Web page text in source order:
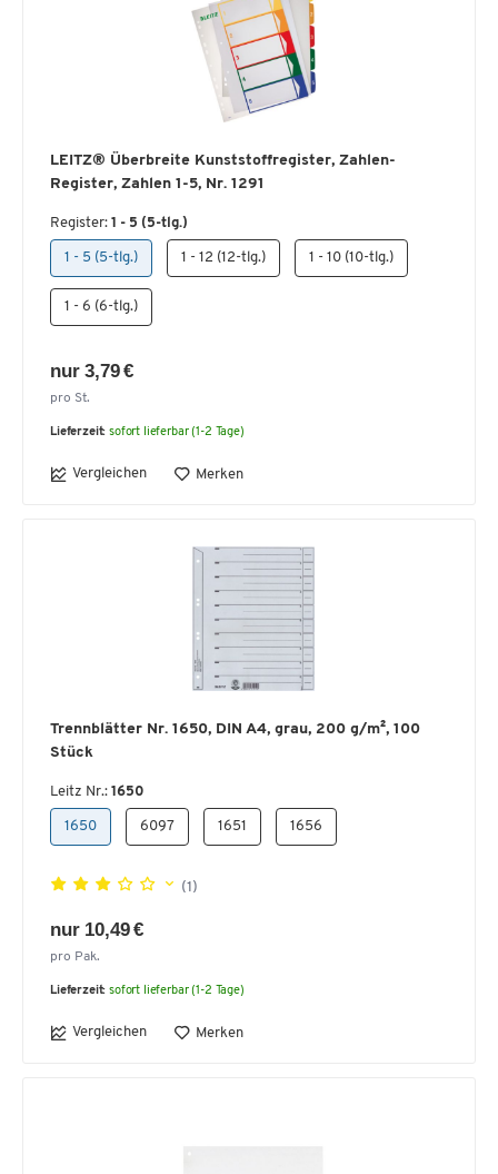
LEITZ® Überbreite Kunststoffregister, Zahlen-
Register, Zahlen 1-5, Nr. 1291
Register: 1 - 5 (5-tlg.)
1 - 5 (5-tlg.) 1 - 12 (12-tlg.) 1 - 10 (10-tlg.)
1 - 6 (6-tlg.)
nur 3,79 €
pro St.
Lieferzeit: sofort lieferbar (1-2 Tage)
Vergleichen Merken
Trennblätter Nr. 1650, DIN A4, grau, 200 g/m², 100
Stück
Leitz Nr.: 1650
1650 6097 1651 1656
(1)
nur 10,49 €
pro Pak.
Lieferzeit: sofort lieferbar (1-2 Tage)
Vergleichen Merken